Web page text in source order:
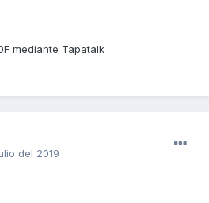
mediante Tapatalk
del 2019